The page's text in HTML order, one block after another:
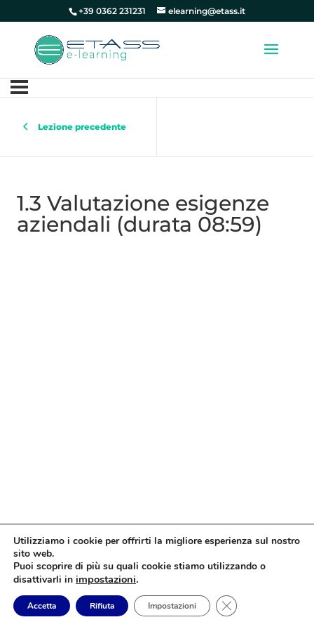
+39 0362 231231 elearning@etass.it
Lezione precedente
1.3 Valutazione esigenze
aziendali (durata 08:59)
Utilizziamo i cookie per offrirti la migliore esperienza sul nostro
sito web.
Puoi scoprire di più su quali cookie stiamo utilizzando o
disattivarli in impostazioni.
Accetta Rifiuta Impostazioni Close GDPR